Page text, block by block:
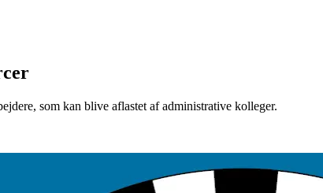
som kan blive aflastet af administrative kolleger.